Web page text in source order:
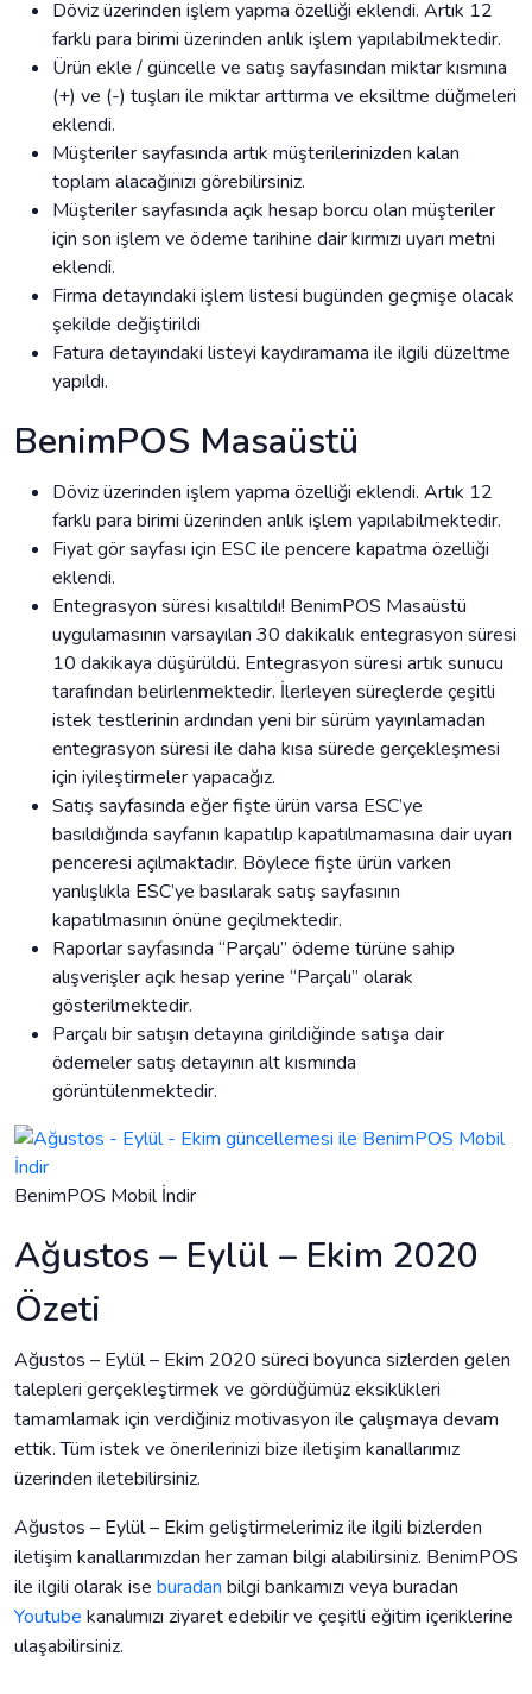
Döviz üzerinden işlem yapma özelliği eklendi. Artık 12
farklı para birimi üzerinden anlık işlem yapılabilmektedir.
Ürün ekle / güncelle ve satış sayfasından miktar kısmına
(+) ve (-) tuşları ile miktar arttırma ve eksiltme düğmeleri
eklendi.
Müşteriler sayfasında artık müşterilerinizden kalan
toplam alacağınızı görebilirsiniz.
Müşteriler sayfasında açık hesap borcu olan müşteriler
için son işlem ve ödeme tarihine dair kırmızı uyarı metni
eklendi.
Firma detayındaki işlem listesi bugünden geçmişe olacak
şekilde değiştirildi
Fatura detayındaki listeyi kaydıramama ile ilgili düzeltme
yapıldı.
BenimPOS Masaüstü
Döviz üzerinden işlem yapma özelliği eklendi. Artık 12
farklı para birimi üzerinden anlık işlem yapılabilmektedir.
Fiyat gör sayfası için ESC ile pencere kapatma özelliği
eklendi.
Entegrasyon süresi kısaltıldı! BenimPOS Masaüstü
uygulamasının varsayılan 30 dakikalık entegrasyon süresi
10 dakikaya düşürüldü. Entegrasyon süresi artık sunucu
tarafından belirlenmektedir. İlerleyen süreçlerde çeşitli
istek testlerinin ardından yeni bir sürüm yayınlamadan
entegrasyon süresi ile daha kısa sürede gerçekleşmesi
için iyileştirmeler yapacağız.
Satış sayfasında eğer fişte ürün varsa ESC’ye
basıldığında sayfanın kapatılıp kapatılmamasına dair uyarı
penceresi açılmaktadır. Böylece fişte ürün varken
yanlışlıkla ESC’ye basılarak satış sayfasının
kapatılmasının önüne geçilmektedir.
Raporlar sayfasında “Parçalı” ödeme türüne sahip
alışverişler açık hesap yerine “Parçalı” olarak
gösterilmektedir.
Parçalı bir satışın detayına girildiğinde satışa dair
ödemeler satış detayının alt kısmında
görüntülenmektedir.
BenimPOS Mobil İndir
Ağustos – Eylül – Ekim 2020
Özeti
Ağustos – Eylül – Ekim 2020 süreci boyunca sizlerden gelen
talepleri gerçekleştirmek ve gördüğümüz eksiklikleri
tamamlamak için verdiğiniz motivasyon ile çalışmaya devam
ettik. Tüm istek ve önerilerinizi bize iletişim kanallarımız
üzerinden iletebilirsiniz.
Ağustos – Eylül – Ekim geliştirmelerimiz ile ilgili bizlerden
iletişim kanallarımızdan her zaman bilgi alabilirsiniz. BenimPOS
ile ilgili olarak ise buradan bilgi bankamızı veya buradan
Youtube kanalımızı ziyaret edebilir ve çeşitli eğitim içeriklerine
ulaşabilirsiniz.